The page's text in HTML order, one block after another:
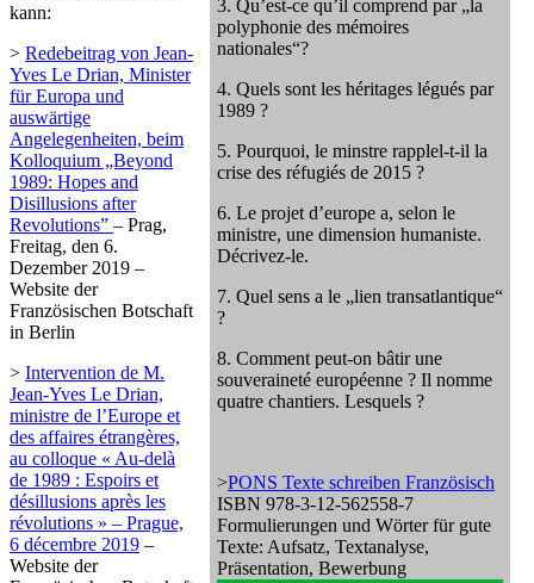
3. Qu’est-ce qu’il comprend par „la
polyphonie des mémoires
nationales“?
4. Quels sont les héritages légués par
1989 ?
5. Pourquoi, le minstre rapplel-t-il la
crise des réfugiés de 2015 ?
6. Le projet d’europe a, selon le
ministre, une dimension humaniste.
Décrivez-le.
7. Quel sens a le „lien transatlantique“
?
8. Comment peut-on bâtir une
souveraineté européenne ? Il nomme
quatre chantiers. Lesquels ?
>PONS Texte schreiben Französisch
ISBN 978-3-12-562558-7
Formulierungen und Wörter für gute
Texte: Aufsatz, Textanalyse,
Präsentation, Bewerbung
kann:
> Redebeitrag von Jean-
Yves Le Drian, Minister
für Europa und
auswärtige
Angelegenheiten, beim
Kolloquium „Beyond
1989: Hopes and
Disillusions after
Revolutions” – Prag,
Freitag, den 6.
Dezember 2019 –
Website der
Französischen Botschaft
in Berlin
> Intervention de M.
Jean-Yves Le Drian,
ministre de l’Europe et
des affaires étrangères,
au colloque « Au-delà
de 1989 : Espoirs et
désillusions après les
révolutions » – Prague,
6 décembre 2019 –
Website der